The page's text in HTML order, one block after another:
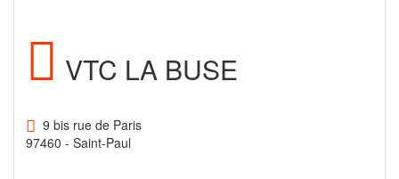
VTC LA BUSE
9 bis rue de Paris
97460 - Saint-Paul